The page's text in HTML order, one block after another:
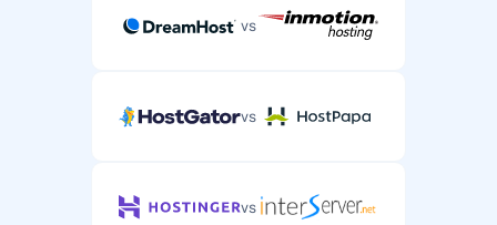
vs
vs
vs